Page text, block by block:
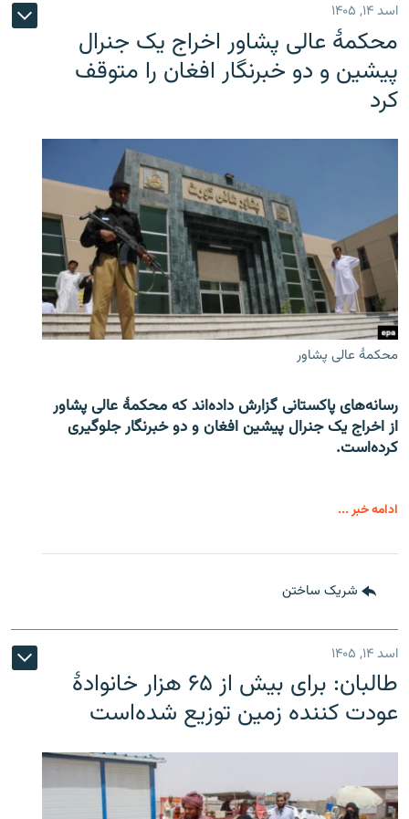
اسد ۱۴, ۱۴۰۵
محکمۀ عالی پشاور اخراج یک جنرال
پیشین و دو خبرنگار افغان را متوقف
کرد
محکمۀ عالی پشاور
رسانه‌های پاکستانی گزارش داده‌اند که محکمۀ عالی پشاور
از اخراج یک جنرال پیشین افغان و دو خبرنگار جلوگیری
کرده‌است.
ادامه خبر ...
شریک ساختن
اسد ۱۴, ۱۴۰۵
طالبان: برای بیش از ۶۵ هزار خانوادۀ
عودت کننده زمین توزیع شده‌است